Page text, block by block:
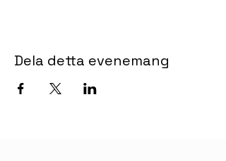
Dela detta evenemang